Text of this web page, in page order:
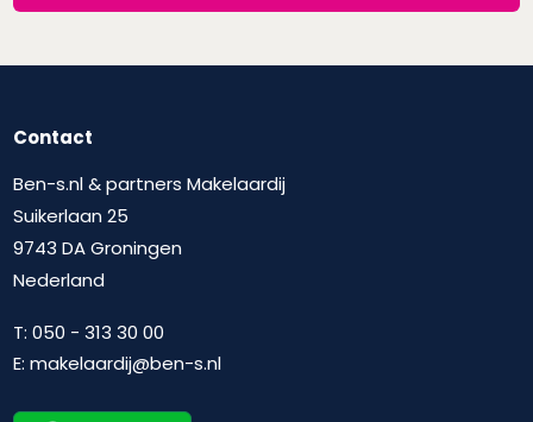
Contact
Ben-s.nl & partners Makelaardij
Suikerlaan 25
9743 DA Groningen
Nederland
T:050 - 313 30 00
E:makelaardij@ben-s.nl